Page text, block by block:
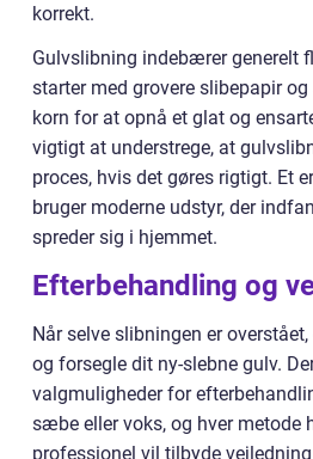
korrekt.
Gulvslibning indebærer generelt
starter med grovere slibepapir
korn for at opnå et glat og
vigtigt at understrege, at
proces, hvis det gøres rigtigt. Et
bruger moderne udstyr, der
spreder sig i hjemmet.
Efterbehandling og
Når selve slibningen er
og forsegle dit ny-slebne gulv.
valgmuligheder for
sæbe eller voks, og hver metode
professionel vil tilbyde